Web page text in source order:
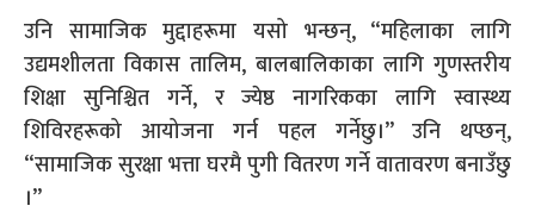
उनि सामाजिक मुद्दाहरूमा यसो भन्छन्, “महिलाका लागि
उद्यमशीलता विकास तालिम, बालबालिकाका लागि गुणस्तरीय
शिक्षा सुनिश्चित गर्ने, र ज्येष्ठ नागरिकका लागि स्वास्थ्य
शिविरहरूको आयोजना गर्न पहल गर्नेछु।” उनि थप्छन्,
“सामाजिक सुरक्षा भत्ता घरमै पुगी वितरण गर्ने वातावरण बनाउँछु
।”